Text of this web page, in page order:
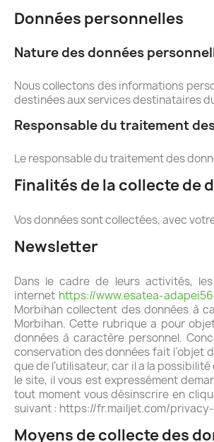
Données personnelles
Nature des données
Nous collectons des informations
destinées aux services destinataires
Responsable du traitement
Le responsable du traitement des
Finalités de la collecte de
Vos données sont collectées, avec
Newsletter
Dans le cadre de leurs activités,
internet https://www.esatea-
Morbihan collectent des données à
Morbihan. Cette rubrique a pour
données à caractère personnel.
conservation des données fait l’objet
que de l’utilisateur, car il a la
le site, il vous est expressément
tout moment vous désinscrire en
suivant : https://fr.mailjet.com/
Moyens de collecte des